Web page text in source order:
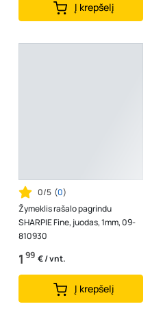
Į krepšelį
0/5 (0)
Žymeklis rašalo pagrindu
SHARPIE Fine, juodas, 1mm, 09-
810930
1 99 € / vnt.
Į krepšelį